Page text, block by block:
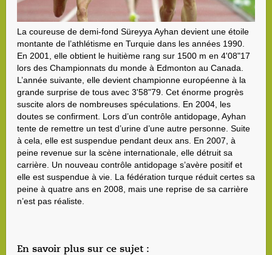
La coureuse de demi-fond Süreyya Ayhan devient une étoile
montante de l’athlétisme en Turquie dans les années 1990.
En 2001, elle obtient le huitième rang sur 1500 m en 4'08"17
lors des Championnats du monde à Edmonton au Canada.
L’année suivante, elle devient championne européenne à la
grande surprise de tous avec 3'58"79. Cet énorme progrès
suscite alors de nombreuses spéculations. En 2004, les
doutes se confirment. Lors d’un contrôle antidopage, Ayhan
tente de remettre un test d’urine d’une autre personne. Suite
à cela, elle est suspendue pendant deux ans. En 2007, à
peine revenue sur la scène internationale, elle détruit sa
carrière. Un nouveau contrôle antidopage s’avère positif et
elle est suspendue à vie. La fédération turque réduit certes sa
peine à quatre ans en 2008, mais une reprise de sa carrière
n’est pas réaliste.
En savoir plus sur ce sujet :